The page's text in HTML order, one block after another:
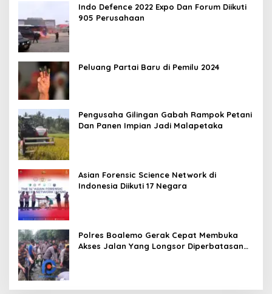
Indo Defence 2022 Expo Dan Forum Diikuti
905 Perusahaan
Peluang Partai Baru di Pemilu 2024
Pengusaha Gilingan Gabah Rampok Petani
Dan Panen Impian Jadi Malapetaka
Asian Forensic Science Network di
Indonesia Diikuti 17 Negara
Polres Boalemo Gerak Cepat Membuka
Akses Jalan Yang Longsor Diperbatasan